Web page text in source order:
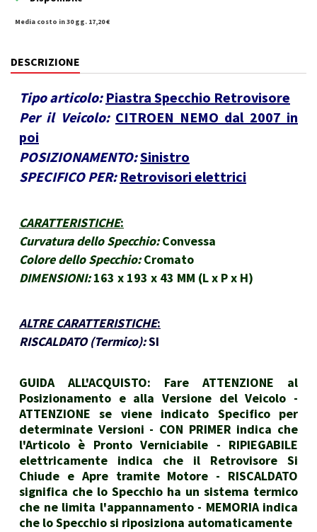
Media costo in 30 gg. 17,20 €
DESCRIZIONE
Tipo articolo: Piastra Specchio Retrovisore
Per il Veicolo: CITROEN NEMO dal 2007 in
poi
POSIZIONAMENTO:Sinistro
SPECIFICO PER: Retrovisori elettrici
CARATTERISTICHE:
Curvatura dello Specchio: Convessa
Colore dello Specchio: Cromato
DIMENSIONI: 163 x 193 x 43 MM (L x P x H)
ALTRE CARATTERISTICHE:
RISCALDATO (Termico):SI
GUIDA ALL'ACQUISTO: Fare ATTENZIONE al
Posizionamento e alla Versione del Veicolo -
ATTENZIONE se viene indicato Specifico per
determinate Versioni - CON PRIMER indica che
l'Articolo è Pronto Verniciabile - RIPIEGABILE
elettricamente indica che il Retrovisore Si
Chiude e Apre tramite Motore - RISCALDATO
significa che lo Specchio ha un sistema termico
che ne limita l'appannamento - MEMORIA indica
che lo Specchio si riposiziona automaticamente